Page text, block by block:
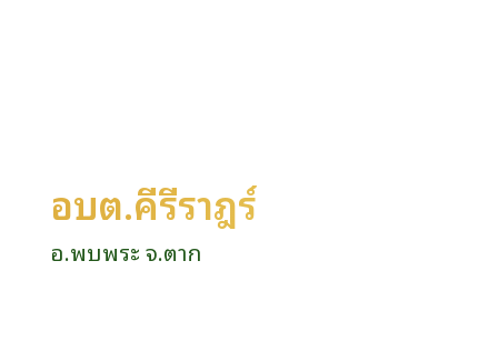
อบต.คีรีราษฎร์
อ.พบพระ จ.ตาก